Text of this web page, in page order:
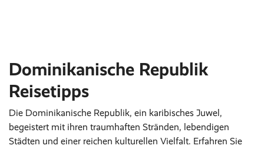
Dominikanische Republik
Reisetipps
Die Dominikanische Republik, ein karibisches Juwel,
begeistert mit ihren traumhaften Stränden, lebendigen
Städten und einer reichen kulturellen Vielfalt. Erfahren Sie